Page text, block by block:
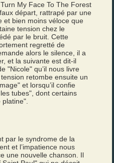
My Face To The Forest
départ, rattrapé par une
et bien moins véloce que
tension chez le
par le bruit. Cette
regretté de
alors le silence, il a
et la suivante est dit-il
"Nicole" qu’il nous livre
retombe ensuite un
et lorsqu’il confie
tubes", dont certains
par le syndrome de la
et l’impatience nous
une nouvelle chanson. Il